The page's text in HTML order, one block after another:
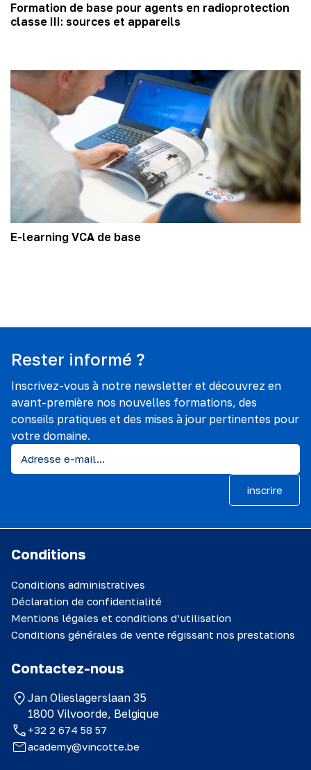
Formation de base pour agents en radioprotection
classe III: sources et appareils
E-learning VCA de base
Rester informé ?
Inscrivez-vous à notre newsletter et découvrez en
avant-première nos nouvelles formations, des
conseils pratiques et des mises à jour pertinentes pour
votre domaine.
inscrire
Conditions
Conditions administratives
Déclaration de confidentialité
Mentions légales et conditions d’utilisation
Conditions générales de vente régissant nos prestations
Contactez-nous
Jan Olieslagerslaan 35
1800 Vilvoorde, Belgique
+32 2 674 58 57
academy@vincotte.be